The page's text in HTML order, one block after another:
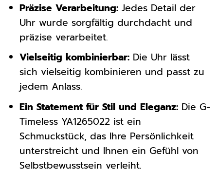
Präzise Verarbeitung:Jedes Detail der
Uhr wurde sorgfältig durchdacht und
präzise verarbeitet.
Vielseitig kombinierbar:Die Uhr lässt
sich vielseitig kombinieren und passt zu
jedem Anlass.
Ein Statement für Stil und Eleganz:Die G-
Timeless YA1265022 ist ein
Schmuckstück, das Ihre Persönlichkeit
unterstreicht und Ihnen ein Gefühl von
Selbstbewusstsein verleiht.